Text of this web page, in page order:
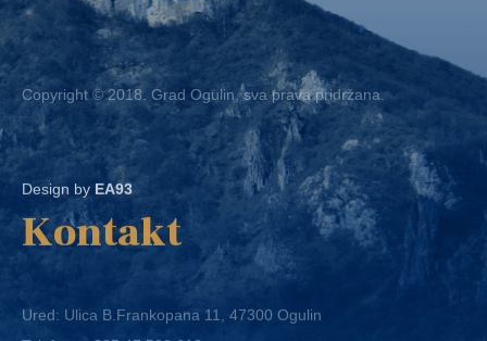
Copyright © 2018. Grad Ogulin, sva prava pridržana.
Design byEA93
Kontakt
Ured: Ulica B.Frankopana 11, 47300 Ogulin
Telefon:+ 385 47 522 612